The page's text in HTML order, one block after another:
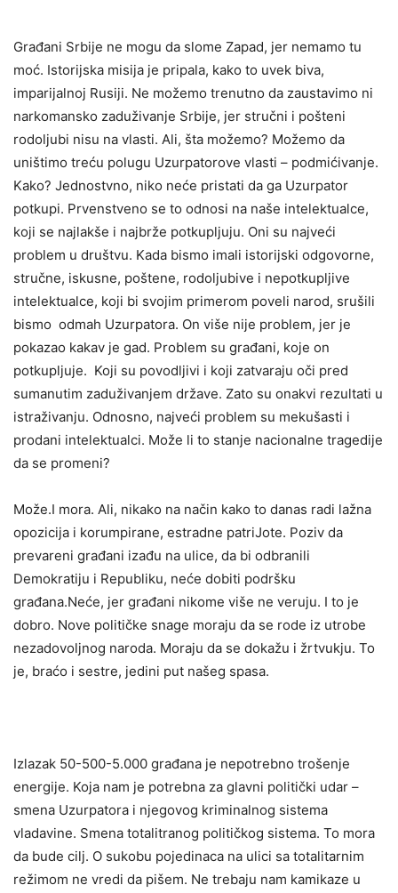
Građani Srbije ne mogu da slome Zapad, jer nemamo tu
moć. Istorijska misija je pripala, kako to uvek biva,
imparijalnoj Rusiji. Ne možemo trenutno da zaustavimo ni
narkomansko zaduživanje Srbije, jer stručni i pošteni
rodoljubi nisu na vlasti. Ali, šta možemo? Možemo da
uništimo treću polugu Uzurpatorove vlasti – podmićivanje.
Kako? Jednostvno, niko neće pristati da ga Uzurpator
potkupi. Prvenstveno se to odnosi na naše intelektualce,
koji se najlakše i najbrže potkupljuju. Oni su najveći
problem u društvu. Kada bismo imali istorijski odgovorne,
stručne, iskusne, poštene, rodoljubive i nepotkupljive
intelektualce, koji bi svojim primerom poveli narod, srušili
bismo odmah Uzurpatora. On više nije problem, jer je
pokazao kakav je gad. Problem su građani, koje on
potkupljuje. Koji su povodljivi i koji zatvaraju oči pred
sumanutim zaduživanjem države. Zato su onakvi rezultati u
istraživanju. Odnosno, najveći problem su mekušasti i
prodani intelektualci. Može li to stanje nacionalne tragedije
da se promeni?
Može.I mora. Ali, nikako na način kako to danas radi lažna
opozicija i korumpirane, estradne patriJote. Poziv da
prevareni građani izađu na ulice, da bi odbranili
Demokratiju i Republiku, neće dobiti podršku
građana.Neće, jer građani nikome više ne veruju. I to je
dobro. Nove političke snage moraju da se rode iz utrobe
nezadovoljnog naroda. Moraju da se dokažu i žrtvukju. To
je, braćo i sestre, jedini put našeg spasa.
Izlazak 50-500-5.000 građana je nepotrebno trošenje
energije. Koja nam je potrebna za glavni politički udar –
smena Uzurpatora i njegovog kriminalnog sistema
vladavine. Smena totalitranog političkog sistema. To mora
da bude cilj. O sukobu pojedinaca na ulici sa totalitarnim
režimom ne vredi da pišem. Ne trebaju nam kamikaze u